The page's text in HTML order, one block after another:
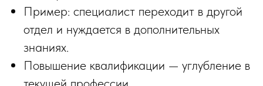
Пример: специалист переходит в другой
отдел и нуждается в дополнительных
знаниях.
Повышение квалификации — углубление в
текущей профессии.